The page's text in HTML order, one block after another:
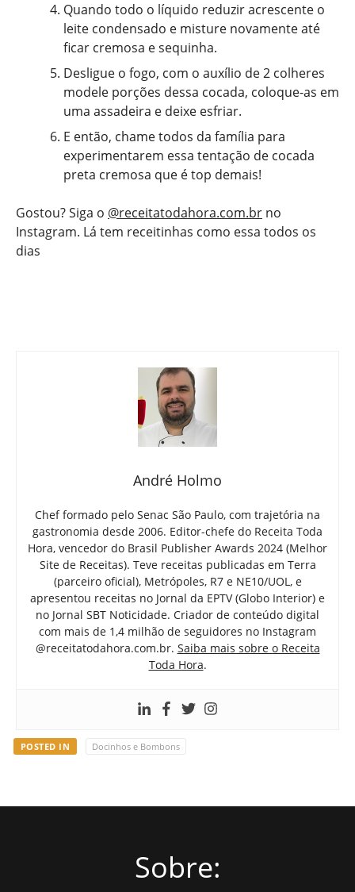
Quando todo o líquido reduzir acrescente o
leite condensado e misture novamente até
ficar cremosa e sequinha.
Desligue o fogo, com o auxílio de 2 colheres
modele porções dessa cocada, coloque-as em
uma assadeira e deixe esfriar.
E então, chame todos da família para
experimentarem essa tentação de cocada
preta cremosa que é top demais!
Gostou? Siga o @receitatodahora.com.br no
Instagram. Lá tem receitinhas como essa todos os
dias
André Holmo
Chef formado pelo Senac São Paulo, com trajetória na
gastronomia desde 2006. Editor-chefe do Receita Toda
Hora, vencedor do Brasil Publisher Awards 2024 (Melhor
Site de Receitas). Teve receitas publicadas em Terra
(parceiro oficial), Metrópoles, R7 e NE10/UOL, e
apresentou receitas no Jornal da EPTV (Globo Interior) e
no Jornal SBT Noticidade. Criador de conteúdo digital
com mais de 1,4 milhão de seguidores no Instagram
@receitatodahora.com.br. Saiba mais sobre o Receita
Toda Hora.
POSTED IN Docinhos e Bombons
Sobre: